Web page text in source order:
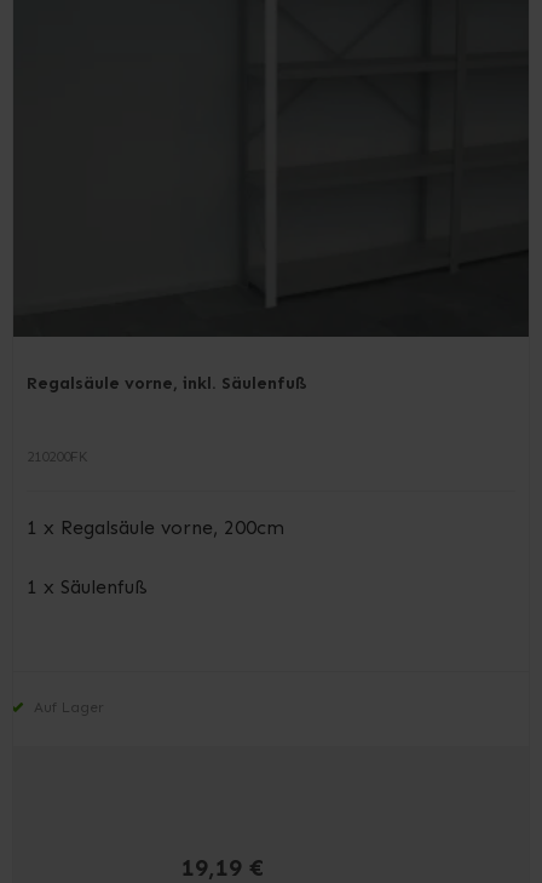
Regalsäule vorne, inkl. Säulenfuß
210200FK
1 x Regalsäule vorne, 200cm
1 x Säulenfuß
Auf Lager
19,19 €